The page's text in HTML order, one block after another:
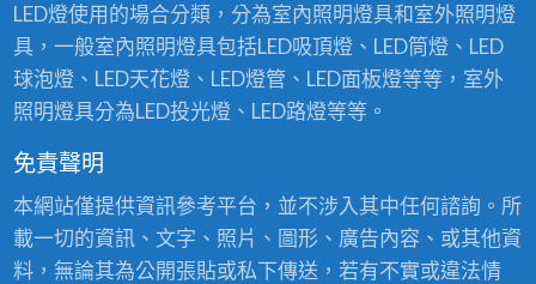
LED燈使用的場合分類，分為室內照明燈具和室外照明燈
具，一般室內照明燈具包括LED吸頂燈、LED筒燈、LED
球泡燈、LED天花燈、LED燈管、LED面板燈等等，室外
照明燈具分為LED投光燈、LED路燈等等。
免責聲明
本網站僅提供資訊參考平台，並不涉入其中任何諮詢。所
載一切的資訊、文字、照片、圖形、廣告內容、或其他資
料，無論其為公開張貼或私下傳送，若有不實或違法情